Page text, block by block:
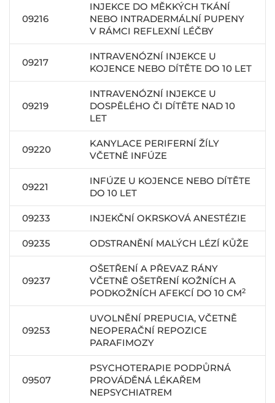
09216
INJEKCE DO MĚKKÝCH TKÁNÍ
NEBO INTRADERMÁLNÍ PUPENY
V RÁMCI REFLEXNÍ LÉČBY
09217
INTRAVENÓZNÍ INJEKCE U
KOJENCE NEBO DÍTĚTE DO 10 LET
09219
INTRAVENÓZNÍ INJEKCE U
DOSPĚLÉHO ČI DÍTĚTE NAD 10
LET
09220
KANYLACE PERIFERNÍ ŽÍLY
VČETNĚ INFÚZE
09221
INFÚZE U KOJENCE NEBO DÍTĚTE
DO 10 LET
09233 INJEKČNÍ OKRSKOVÁ ANESTÉZIE
09235 ODSTRANĚNÍ MALÝCH LÉZÍ KŮŽE
09237
OŠETŘENÍ A PŘEVAZ RÁNY
VČETNĚ OŠETŘENÍ KOŽNÍCH A
PODKOŽNÍCH AFEKCÍ DO 10 CM2
09253
UVOLNĚNÍ PREPUCIA, VČETNĚ
NEOPERAČNÍ REPOZICE
PARAFIMOZY
09507
PSYCHOTERAPIE PODPŮRNÁ
PROVÁDĚNÁ LÉKAŘEM
NEPSYCHIATREM